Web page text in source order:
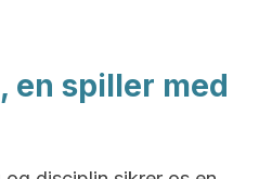
en spiller med